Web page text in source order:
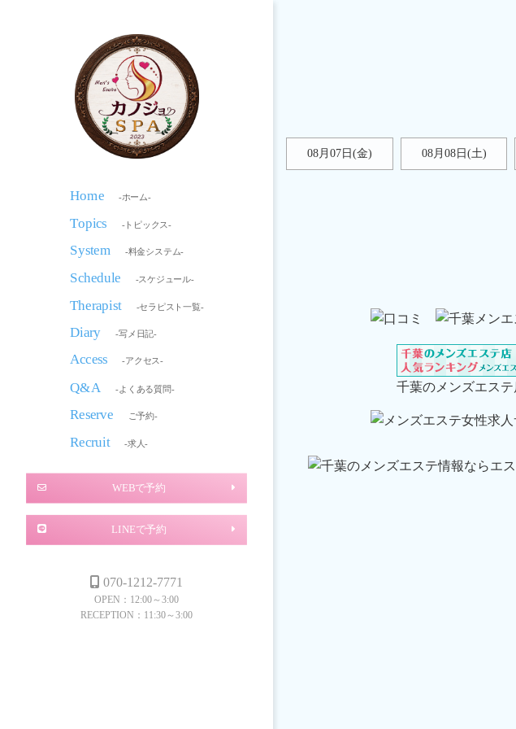
Home -ホーム-
Topics -トピックス-
System -料金システム-
Schedule -スケジュール-
Therapist -セラピスト一覧-
Diary -写メ日記-
Access -アクセス-
Q&A -よくある質問-
Reserve ご予約-
Recruit -求人-
WEBで予約
LINEで予約
070-1212-7771
OPEN：12:00～3:00
RECEPTION：11:30～3:00
08月07日(金) 08月08日(土)
千葉のメンズエス